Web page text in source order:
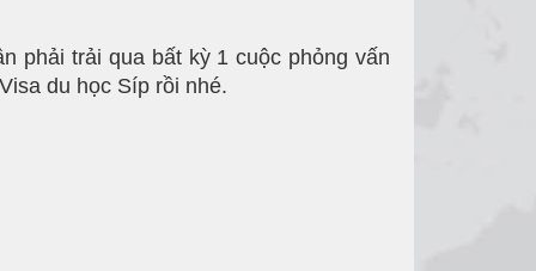
phải trải qua bất kỳ 1 cuộc phỏng vấn
du học Síp rồi nhé.